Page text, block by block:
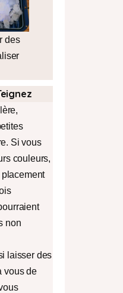
des
Si vous
couleurs,
non
laisser des
vous de